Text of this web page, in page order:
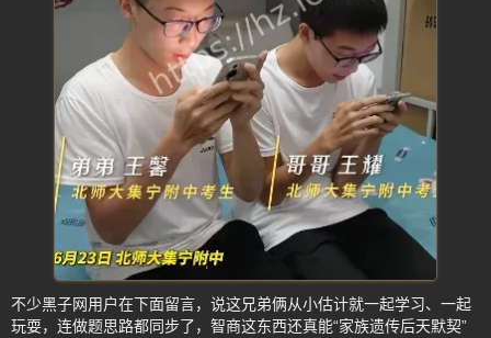
不少黑子网用户在下面留言，说这兄弟俩从小估计就一起学习、一起
玩耍，连做题思路都同步了，智商这东西还真能“家族遗传后天默契”